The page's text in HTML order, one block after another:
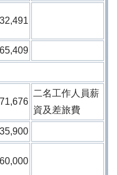
二名工作人員薪
資及差旅費
60,000